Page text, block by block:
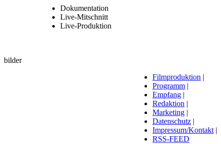
Dokumentation
Live-Mitschnitt
Live-Produktion
bilder
Filmproduktion |
Programm |
Empfang |
Redaktion |
Marketing |
Datenschutz |
Impressum/Kontakt |
RSS-FEED